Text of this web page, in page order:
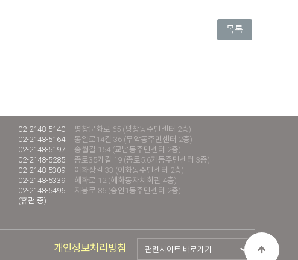
목록
02-2148-5140
평창문화로 65 (평창동주민센터 2층)
02-2148-5164
통일로14길 36 (무악동주민센터 2층)
02-2148-5197
송월길 154 (교남동주민센터 2층)
02-2148-5285
종로35가길 19 (종로5.6가동주민센터 3층)
02-2148-5309
이화장길 33 (이화동주민센터 2층)
02-2148-5339
혜화로 12 (혜화동자치회관 4층)
02-2148-5496
지봉로 86 (숭인1동주민센터 2층)
(휴관 중)
개인정보처리방침